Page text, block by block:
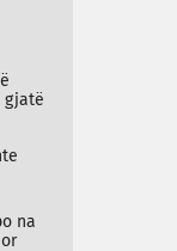
gjatë
na